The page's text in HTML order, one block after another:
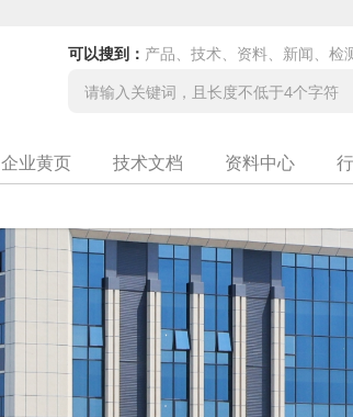
可以搜到： 产品、技术、资料、新闻、检
企业黄页 技术文档 资料中心